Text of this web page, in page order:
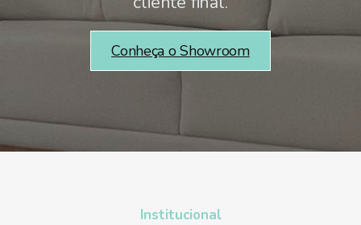
Conheça o Showroom
Institucional